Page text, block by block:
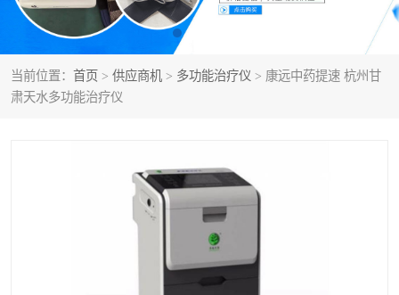
当前位置： 首页 > 供应商机 > 多功能治疗仪 > 康远中药提速 杭州甘
肃天水多功能治疗仪
**腺治疗仪